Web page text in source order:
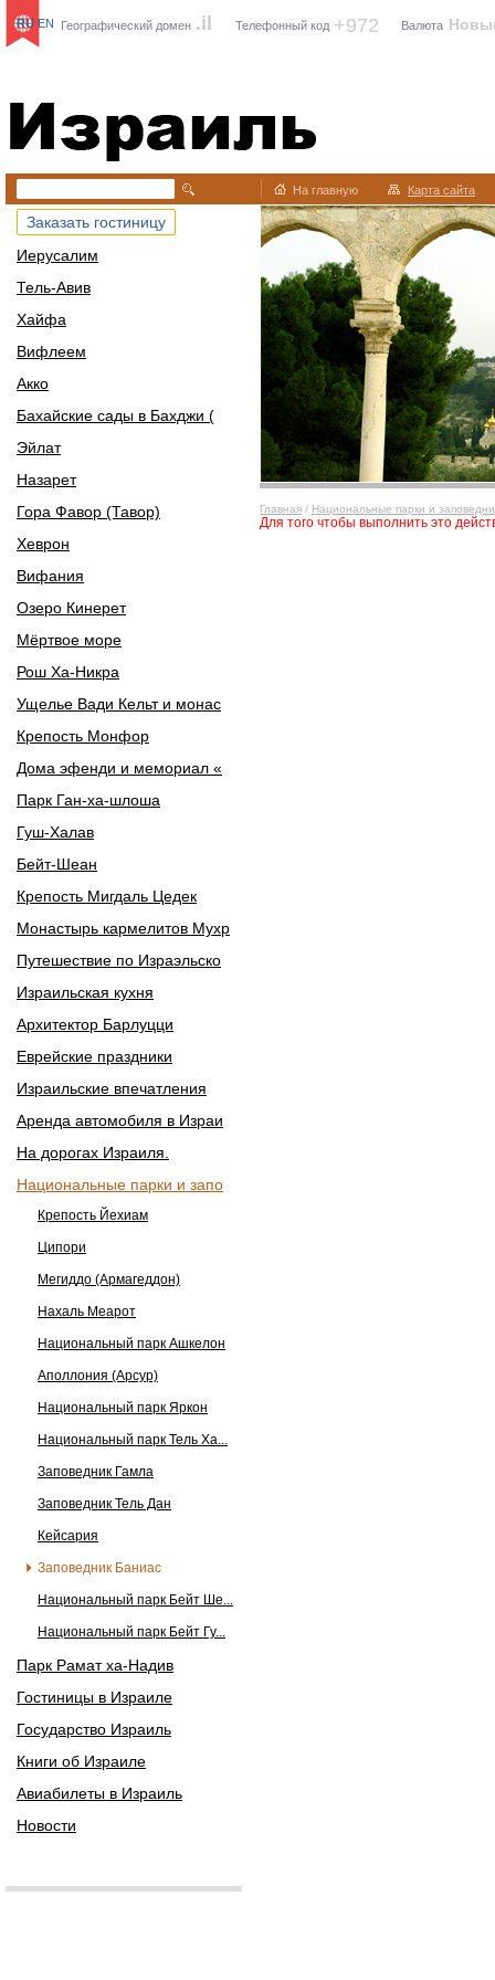
Израиль
Географический домен .il Телефонный код +972 Валюта
RU EN
На главную Карта сайта
Заказать гостиницу
Иерусалим
Тель-Авив
Хайфа
Вифлеем
Акко
Бахайские сады в Бахджи (
Эйлат
Назарет
Гора Фавор (Тавор)
Хеврон
Вифания
Озеро Кинерет
Мёртвое море
Рош Ха-Никра
Ущелье Вади Кельт и монас
Крепость Монфор
Дома эфенди и мемориал «
Парк Ган-ха-шлоша
Гуш-Халав
Бейт-Шеан
Крепость Мигдаль Цедек
Монастырь кармелитов Мухр
Путешествие по Израэльско
Израильская кухня
Архитектор Барлуцци
Еврейские праздники
Израильские впечатления
Аренда автомобиля в Израи
На дорогах Израиля.
Национальные парки и запо
Крепость Йехиам
Ципори
Мегиддо (Армагеддон)
Нахаль Меарот
Национальный парк Ашкелон
Аполлония (Арсур)
Национальный парк Яркон
Национальный парк Тель Ха...
Заповедник Гамла
Заповедник Тель Дан
Кейсария
Заповедник Баниас
Национальный парк Бейт Ше...
Национальный парк Бейт Гу...
Парк Рамат ха-Надив
Гостиницы в Израиле
Государство Израиль
Книги об Израиле
Авиабилеты в Израиль
Новости
Главная / Национальные парки и
Для того чтобы выполнить это